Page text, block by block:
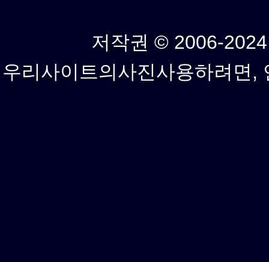
저작권 © 2006-
우리사이트의사진사용하려면,